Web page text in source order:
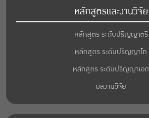
หลักสูตรและงานวิจัย
หลักสูตร ระดับปริญญาตรี
หลักสูตร ระดับปริญญาโท
หลักสูตร ระดับปริญญาเอก
ผลงานวิจัย